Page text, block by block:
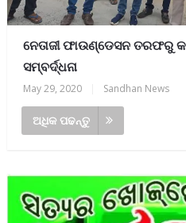
ନେତାଜୀ ଫାଉଣ୍ଡେସନ ତରଫରୁ
ସମ୍ବର୍ଦ୍ଧନା
May 29, 2020 Sandhan News
ଅଧିକ ପଢନ୍ତୁ